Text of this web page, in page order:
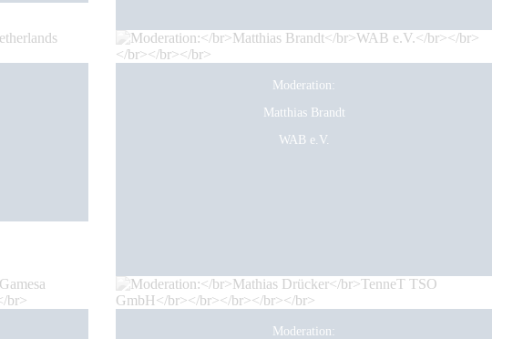
Moderation:
Matthias Brandt
WAB e.V.
Moderation: